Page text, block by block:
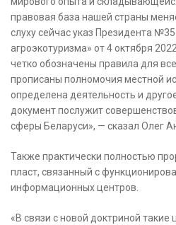
правовая база нашей страны
слуху сейчас указ Президента
агроэкотуризма» от 4 октября
четко обозначены правила для
прописаны полномочия местной
определена деятельность и
документ послужит
сферы Беларуси», — сказал Олег
Также практически полностью
пласт, связанный с
информационных центров.
«В связи с новой доктриной